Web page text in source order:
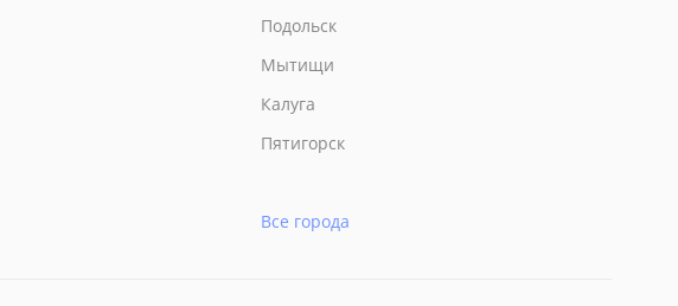
Подольск
Мытищи
Калуга
Пятигорск
Все города